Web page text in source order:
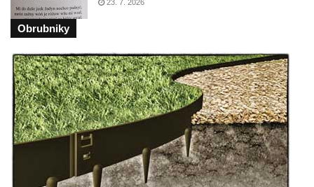
Socha Tygr v ZOO Leipzig
Socha Atlet v ZOO Leipzig
Busta Karla Maxe Schneidera v ZOO
Leipzig
Socha Iásón v ZOO Leipzig
Socha Mladý slon v ZOO Leipzig
Socha Býk v ZOO Dresden
Socha Uprchlý otrok bojuje s divokým psem
23. 7. 2026
Obrubniky